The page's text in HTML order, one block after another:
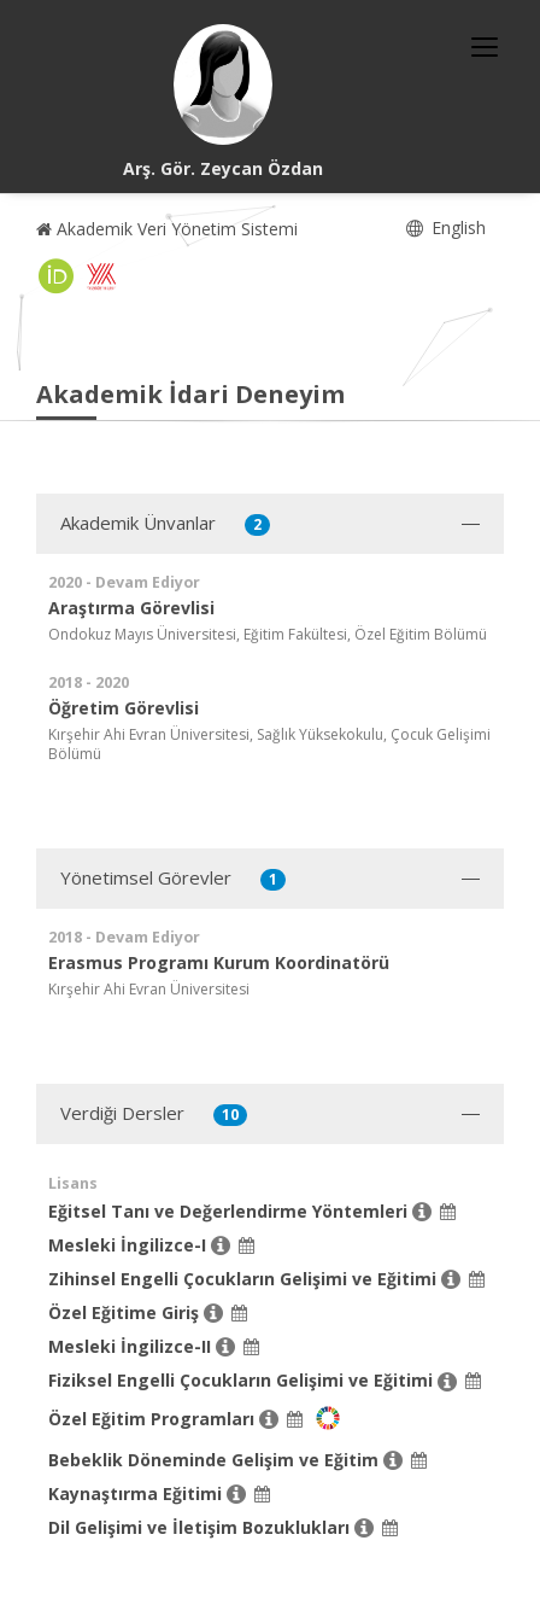
Arş. Gör. Zeycan Özdan
Akademik Veri Yönetim Sistemi English
Akademik İdari Deneyim
Akademik Ünvanlar 2
2020 - Devam Ediyor
Araştırma Görevlisi
Ondokuz Mayıs Üniversitesi, Eğitim Fakültesi, Özel Eğitim Bölümü
2018 - 2020
Öğretim Görevlisi
Kırşehir Ahi Evran Üniversitesi, Sağlık Yüksekokulu, Çocuk Gelişimi
Bölümü
Yönetimsel Görevler 1
2018 - Devam Ediyor
Erasmus Programı Kurum Koordinatörü
Kırşehir Ahi Evran Üniversitesi
Verdiği Dersler 10
Lisans
Eğitsel Tanı ve Değerlendirme Yöntemleri
Mesleki İngilizce-I
Zihinsel Engelli Çocukların Gelişimi ve Eğitimi
Özel Eğitime Giriş
Mesleki İngilizce-II
Fiziksel Engelli Çocukların Gelişimi ve Eğitimi
Özel Eğitim Programları
Bebeklik Döneminde Gelişim ve Eğitim
Kaynaştırma Eğitimi
Dil Gelişimi ve İletişim Bozuklukları